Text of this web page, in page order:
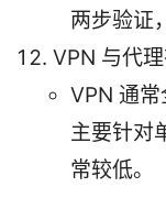
两步验证
VPN 与代理
VPN 通
主要针对
常较低。